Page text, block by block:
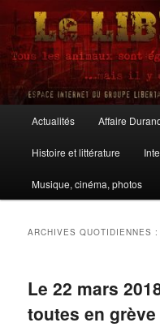
Aller
contenu
principal
Aller
contenu
secondaire
Le Libertaire
principal
Actualités Affaire
Histoire et littérature
Musique, cinéma, photos
ARCHIVES QUOTIDIENNES :
Le 22 mars
toutes en grève